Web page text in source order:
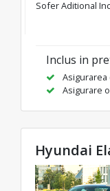
Sofer Aditional
Inclus in
Asigurarea
Asigurare
Hyundai